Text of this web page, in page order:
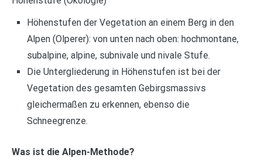
Höhenstufen der Vegetation an einem Berg in den
Alpen (Olperer): von unten nach oben: hochmontane,
subalpine, alpine, subnivale und nivale Stufe.
Die Untergliederung in Höhenstufen ist bei der
Vegetation des gesamten Gebirgsmassivs
gleichermaßen zu erkennen, ebenso die
Schneegrenze.
Was ist die Alpen-Methode?